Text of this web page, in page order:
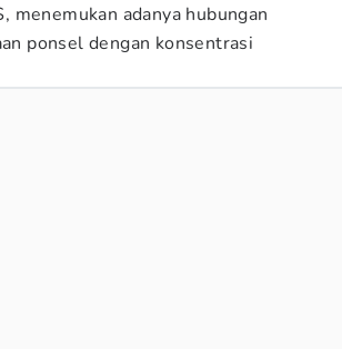
menemukan adanya hubungan
ponsel dengan konsentrasi